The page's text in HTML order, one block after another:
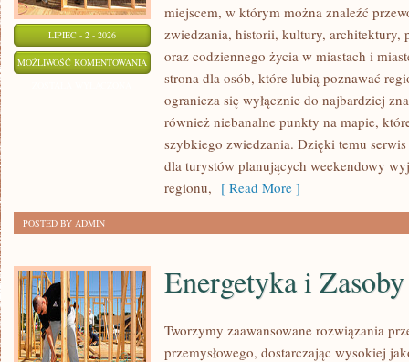
LIPIEC - 2 - 2026
MOŻLIWOŚĆ KOMENTOWANIA ZGORZELEC
miejscem, w którym można znaleźć
zwiedzania, historii, kultury, architektury,
oraz codziennego życia w miastach i
strona dla osób, które lubią poznawać
ogranicza się wyłącznie do najbardziej
również niebanalne punkty na mapie,
szybkiego zwiedzania. Dzięki temu
dla turystów planujących weekendowy
regionu, [ Read More ]
POSTED BY ADMIN
Energetyka i Zasoby
Tworzymy zaawansowane rozwiązania
przemysłowego, dostarczając wysokiej